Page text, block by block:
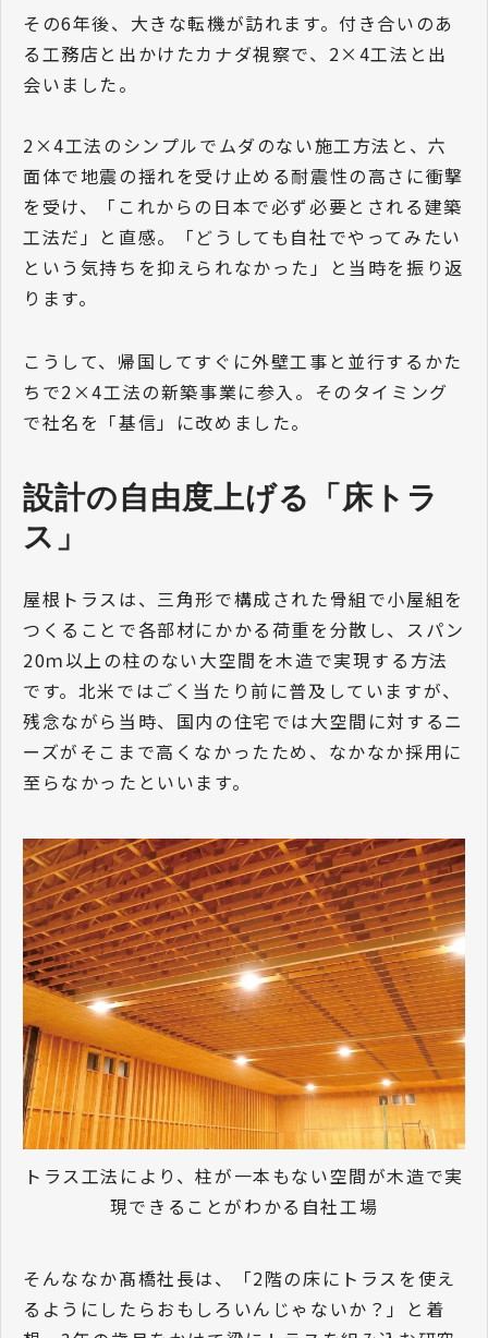
その6年後、大きな転機が訪れます。付き合いのあ
る工務店と出かけたカナダ視察で、2×4工法と出
会いました。
2×4工法のシンプルでムダのない施工方法と、六
面体で地震の揺れを受け止める耐震性の高さに衝撃
を受け、「これからの日本で必ず必要とされる建築
工法だ」と直感。「どうしても自社でやってみたい
という気持ちを抑えられなかった」と当時を振り返
ります。
こうして、帰国してすぐに外壁工事と並行するかた
ちで2×4工法の新築事業に参入。そのタイミング
で社名を「基信」に改めました。
設計の自由度上げる「床トラ
ス」
屋根トラスは、三角形で構成された骨組で小屋組を
つくることで各部材にかかる荷重を分散し、スパン
20ｍ以上の柱のない大空間を木造で実現する方法
です。北米ではごく当たり前に普及していますが、
残念ながら当時、国内の住宅では大空間に対するニ
ーズがそこまで高くなかったため、なかなか採用に
至らなかったといいます。
トラス工法により、柱が一本もない空間が木造で実
現できることがわかる自社工場
そんななか髙橋社長は、「2階の床にトラスを使え
るようにしたらおもしろいんじゃないか？」と着